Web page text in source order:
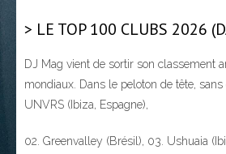
> LE TOP 100 CLUBS 2026
DJ Mag vient de sortir son classement
mondiaux. Dans le peloton de tête, sans
UNVRS (Ibiza, Espagne),
02. Greenvalley (Brésil), 03. Ushuaia